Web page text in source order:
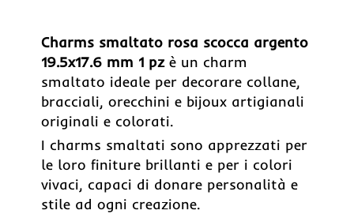
-50%
Charms smaltato rosa scocca argento
19.5x17.6 mm 1 pzè un charm
smaltato ideale per decorare collane,
bracciali, orecchini e bijoux artigianali
originali e colorati.
I charms smaltati sono apprezzati per
le loro finiture brillanti e per i colori
vivaci, capaci di donare personalità e
stile ad ogni creazione.